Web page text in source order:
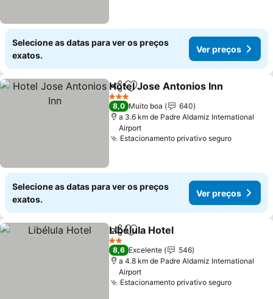
Selecione as datas para ver os preços
exatos.
Ver preços
PartilharAdicionar aos favoritos
Hotel Jose Antonios Inn
3 Estrelas
8,0 Muito boa
640
a 3.6 km de Padre Aldamiz International
Airport
Estacionamento privativo seguroVer
Selecione as datas para ver os preços
exatos.
Ver preços
PartilharAdicionar aos favoritos
Libélula Hotel
2 Estrelas
8,6 Excelente
546
a 4.8 km de Padre Aldamiz International
Airport
Estacionamento privativo seguroVer